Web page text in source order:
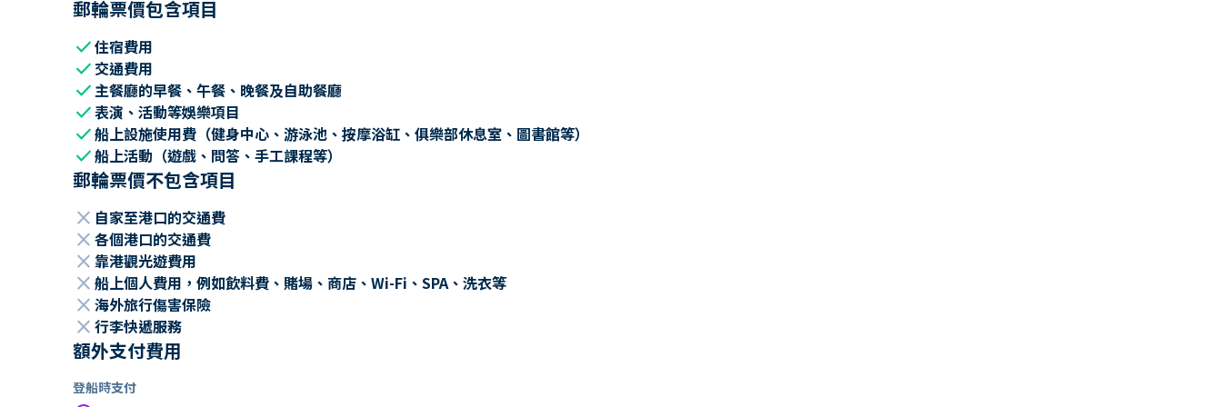
郵輪票價包含項目
check住宿費用
check 交通費用
check主餐廳的早餐、午餐、晚餐及自助餐廳
check表演、活動等娛樂項目
check船上設施使用費（健身中心、游泳池、按摩浴缸、俱樂部休息室、圖書館等）
check船上活動（遊戲、問答、手工課程等）
郵輪票價不包含項目
close 自家至港口的交通費
close 各個港口的交通費
close 靠港觀光遊費用
close 船上個人費用，例如飲料費、賭場、商店、Wi-Fi、SPA、洗衣等
close 海外旅行傷害保險
close 行李快遞服務
額外支付費用
登船時支付